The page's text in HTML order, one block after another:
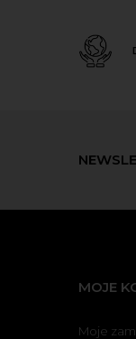
MOJE
Moje